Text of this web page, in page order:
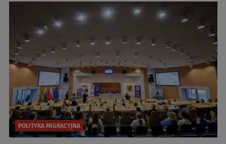
POLITYKA MIGRACYJNA